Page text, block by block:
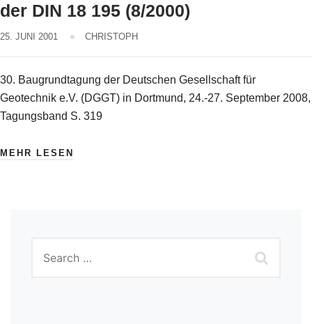
der DIN 18 195 (8/2000)
25. JUNI 2001 CHRISTOPH
30. Baugrundtagung der Deutschen Gesellschaft für
Geotechnik e.V. (DGGT) in Dortmund, 24.-27. September 2008,
Tagungsband S. 319
MEHR LESEN